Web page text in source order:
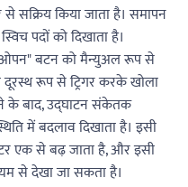
सक्रिय किया जाता है। समापन
पदों को दिखाता है।
बटन को मैन्युअल रूप से
रूप से ट्रिगर करके खोला
के बाद, उद्घाटन संकेतक
में बदलाव दिखाता है। इसी
एक से बढ़ जाता है, और इसी
से देखा जा सकता है।